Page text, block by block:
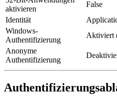
aktivieren
False
Identität
Windows-
Authentifizierung
Aktiviert
Anonyme
Authentifizierung